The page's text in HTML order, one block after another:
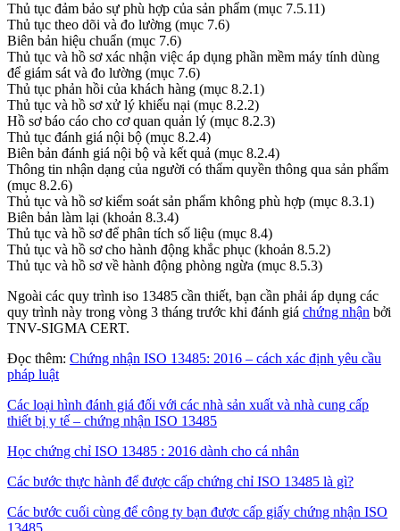
Thủ tục đảm bảo sự phù hợp của sản phẩm (mục 7.5.11)
Thủ tục theo dõi và đo lường (mục 7.6)
Biên bản hiệu chuẩn (mục 7.6)
Thủ tục và hồ sơ xác nhận việc áp dụng phần mềm máy tính dùng
để giám sát và đo lường (mục 7.6)
Thủ tục phản hồi của khách hàng (mục 8.2.1)
Thủ tục và hồ sơ xử lý khiếu nại (mục 8.2.2)
Hồ sơ báo cáo cho cơ quan quản lý (mục 8.2.3)
Thủ tục đánh giá nội bộ (mục 8.2.4)
Biên bản đánh giá nội bộ và kết quả (mục 8.2.4)
Thông tin nhận dạng của người có thẩm quyền thông qua sản phẩm
(mục 8.2.6)
Thủ tục và hồ sơ kiểm soát sản phẩm không phù hợp (mục 8.3.1)
Biên bản làm lại (khoản 8.3.4)
Thủ tục và hồ sơ để phân tích số liệu (mục 8.4)
Thủ tục và hồ sơ cho hành động khắc phục (khoản 8.5.2)
Thủ tục và hồ sơ về hành động phòng ngừa (mục 8.5.3)
Ngoài các quy trình iso 13485 cần thiết, bạn cần phải áp dụng các
quy trình này trong vòng 3 tháng trước khi đánh giá chứng nhận bởi
TNV-SIGMA CERT.
Đọc thêm: Chứng nhận ISO 13485: 2016 – cách xác định yêu cầu
pháp luật
Các loại hình đánh giá đối với các nhà sản xuất và nhà cung cấp
thiết bị y tế – chứng nhận ISO 13485
Học chứng chỉ ISO 13485 : 2016 dành cho cá nhân
Các bước thực hành để được cấp chứng chỉ ISO 13485 là gì?
Các bước cuối cùng để công ty bạn được cấp giấy chứng nhận ISO